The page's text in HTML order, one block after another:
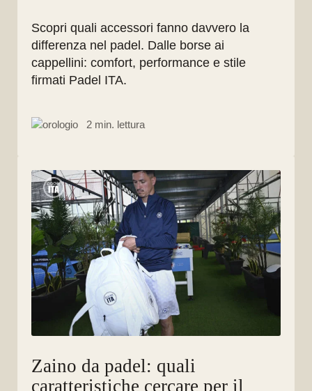
Scopri quali accessori fanno davvero la
differenza nel padel. Dalle borse ai
cappellini: comfort, performance e stile
firmati Padel ITA.
2 min. lettura
Zaino da padel: quali
caratteristiche cercare per il